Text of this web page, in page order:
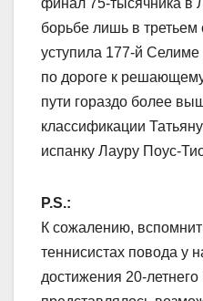
финал 75-тысячника в
борьбе лишь в третьем
уступила 177-й
по дороге к
пути гораздо более
классификации
испанку Лауру Поус-
P.S.:
К сожалению,
теннисистах повода у
достижения 20-